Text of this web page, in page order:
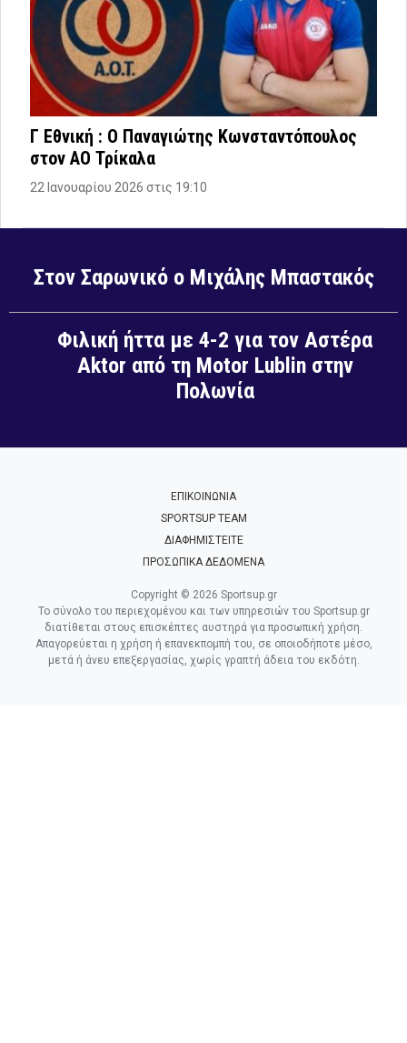
Γ Εθνική : Ο Παναγιώτης Κωνσταντόπουλος
στον ΑΟ Τρίκαλα
22 Ιανουαρίου 2026 στις 19:10
Στον Σαρωνικό ο Μιχάλης Μπαστακός
Φιλική ήττα με 4-2 για τον Αστέρα
Aktor από τη Motor Lublin στην
Πολωνία
ΕΠΙΚΟΙΝΩΝΙΑ
SPORTSUP TEAM
ΔΙΑΦΗΜΙΣΤΕΙΤΕ
ΠΡΟΣΩΠΙΚΑ ΔΕΔΟΜΕΝΑ
Copyright © 2026 Sportsup.gr
Το σύνολο του περιεχομένου και των υπηρεσιών του Sportsup.gr
διατίθεται στους επισκέπτες αυστηρά για προσωπική χρήση.
Απαγορεύεται η χρήση ή επανεκπομπή του, σε οποιοδήποτε μέσο,
μετά ή άνευ επεξεργασίας, χωρίς γραπτή άδεια του εκδότη.